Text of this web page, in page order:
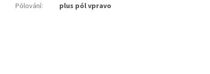
Pólování: plus pól vpravo